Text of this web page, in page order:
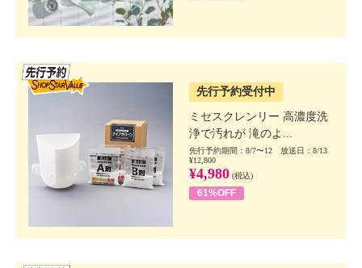
先行予約受付中
ミセスクレンリー 高濃度洗
浄で汚れが 滝のよ...
先行予約期間：8/7〜12 放送日：8/13
¥12,800
¥4,980 (税込)
61%OFF